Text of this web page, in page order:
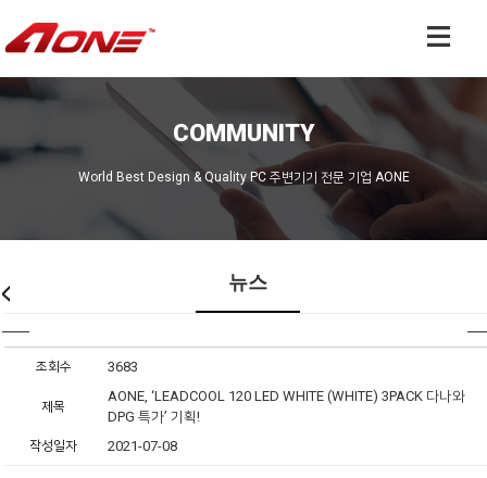
COMMUNITY
World Best Design & Quality PC 주변기기 전문 기업 AONE
뉴스
조회수 3683
제목
AONE, ‘LEADCOOL 120 LED WHITE (WHITE) 3PACK 다나와
DPG 특가’ 기획!
작성일자 2021-07-08